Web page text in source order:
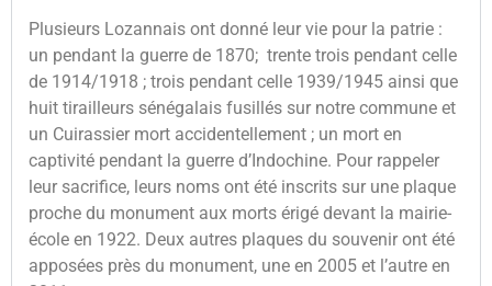
Plusieurs Lozannais ont donné leur vie pour la patrie :
un pendant la guerre de 1870; trente trois pendant celle
de 1914/1918 ; trois pendant celle 1939/1945 ainsi que
huit tirailleurs sénégalais fusillés sur notre commune et
un Cuirassier mort accidentellement ; un mort en
captivité pendant la guerre d’Indochine. Pour rappeler
leur sacrifice, leurs noms ont été inscrits sur une plaque
proche du monument aux morts érigé devant la mairie-
école en 1922. Deux autres plaques du souvenir ont été
apposées près du monument, une en 2005 et l’autre en